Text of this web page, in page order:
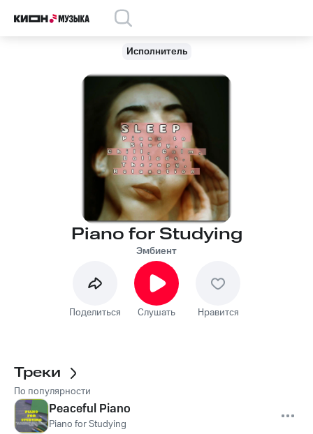
Исполнитель
Piano for Studying
Эмбиент
Поделиться Слушать Нравится
Треки
По популярности
Peaceful Piano
Piano for Studying